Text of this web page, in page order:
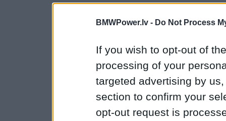
BMWPower.lv - Do Not Process
If you wish to opt-out of
processing of your
targeted advertising by
section to confirm your
opt-out request is